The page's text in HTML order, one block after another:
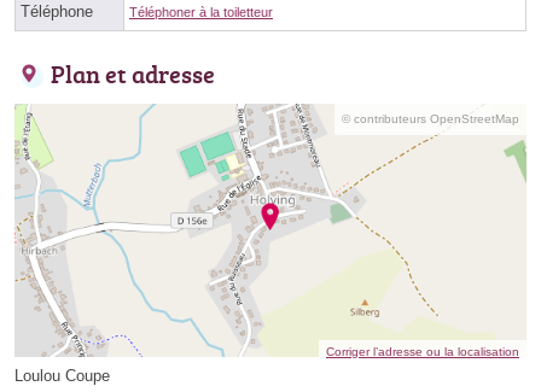
Téléphone Téléphoner à la toiletteur
Plan et adresse
© contributeurs OpenStreetMap
Corriger l’adresse ou la localisation
Loulou Coupe